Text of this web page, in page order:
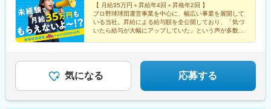
給32万円となります/45時間分の固定残業代7万8300円～を含む/
超過分は別途支給）。※経験や能力を考慮の上、金額を決定しま
す。
【 月給35万円＋昇給年4回＋昇格年2回 】
プロ野球球団運営事業を中心に、幅広い事業を展開して
いる当社。昇給による給与額を全公開しており、「気づ
いたら給与が大幅にアップしていた」という声が多数。
気になる 応募する